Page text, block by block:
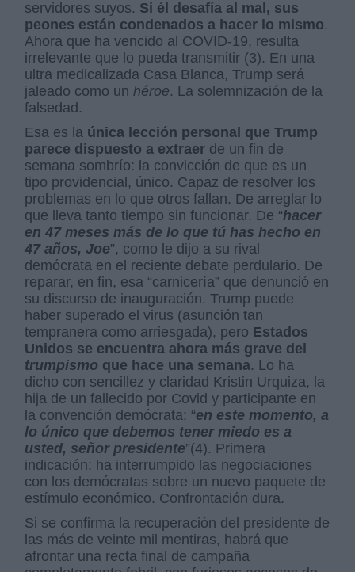
servidores suyos. Si él desafía al mal, sus
peones están condenados a hacer lo mismo.
Ahora que ha vencido al COVID-19, resulta
irrelevante que lo pueda transmitir (3). En una
ultra medicalizada Casa Blanca, Trump será
jaleado como un héroe. La solemnización de la
falsedad.
Esa es la única lección personal que Trump
parece dispuesto a extraer de un fin de
semana sombrío: la convicción de que es un
tipo providencial, único. Capaz de resolver los
problemas en lo que otros fallan. De arreglar lo
que lleva tanto tiempo sin funcionar. De “hacer
en 47 meses más de lo que tú has hecho en
47 años, Joe”, como le dijo a su rival
demócrata en el reciente debate perdulario. De
reparar, en fin, esa “carnicería” que denunció en
su discurso de inauguración. Trump puede
haber superado el virus (asunción tan
tempranera como arriesgada), pero Estados
Unidos se encuentra ahora más grave del
trumpismo que hace una semana. Lo ha
dicho con sencillez y claridad Kristin Urquiza, la
hija de un fallecido por Covid y participante en
la convención demócrata: “en este momento, a
lo único que debemos tener miedo es a
usted, señor presidente”(4). Primera
indicación: ha interrumpido las negociaciones
con los demócratas sobre un nuevo paquete de
estímulo económico. Confrontación dura.
Si se confirma la recuperación del presidente de
las más de veinte mil mentiras, habrá que
afrontar una recta final de campaña